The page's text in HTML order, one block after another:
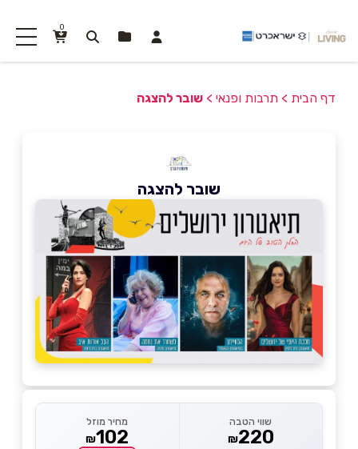
0
דף הבית > תרבות ופנאי > שובר להצגה
שובר להצגה
שווי הטבה
₪220
מחיר מוזל
₪102